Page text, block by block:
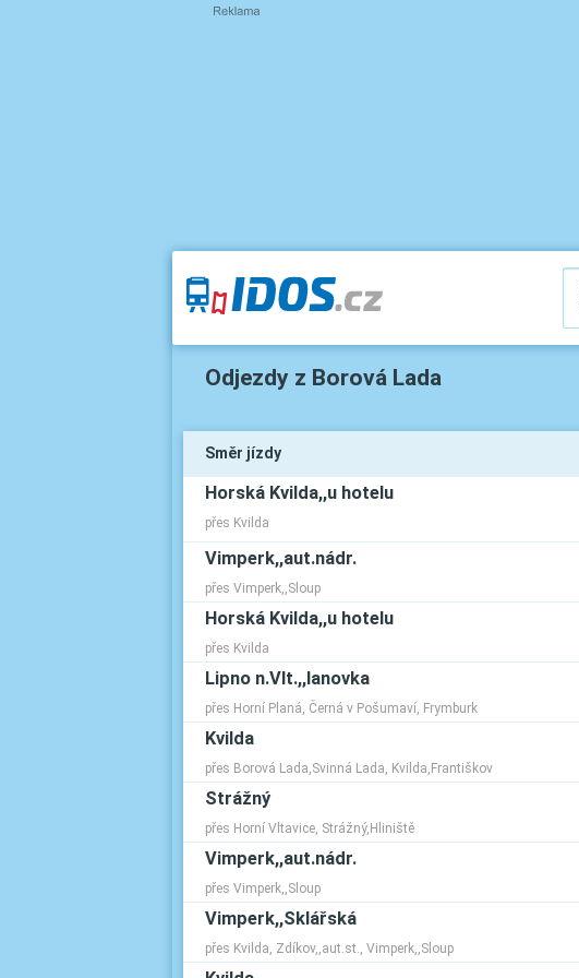
Odjezdy z Borová Lada
Směr jízdy
Horská Kvilda,,u hotelu
přes Kvilda
Vimperk,,aut.nádr.
přes Vimperk,,Sloup
Horská Kvilda,,u hotelu
přes Kvilda
Lipno n.Vlt.,,lanovka
přes Horní Planá, Černá v Pošumaví, Frymburk
Kvilda
přes Borová Lada,Svinná Lada, Kvilda,Františkov
Strážný
přes Horní Vltavice, Strážný,Hliniště
Vimperk,,aut.nádr.
přes Vimperk,,Sloup
Vimperk,,Sklářská
přes Kvilda, Zdíkov,,aut.st., Vimperk,,Sloup